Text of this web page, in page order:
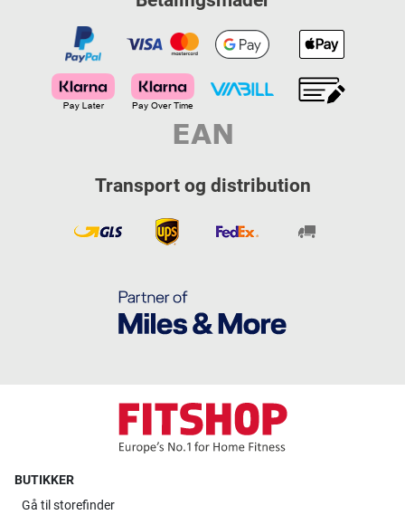
Transport og distribution
BUTIKKER
Gå tilstorefinder